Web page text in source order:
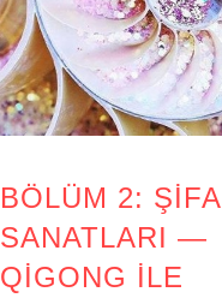
BÖLÜM 2: ŞIFA
SANATLARI —
QIGONG ILE